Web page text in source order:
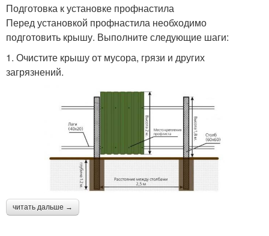
Подготовка к установке профнастила
Перед установкой профнастила необходимо
подготовить крышу. Выполните следующие шаги:
1. Очистите крышу от мусора, грязи и других
загрязнений.
читать дальше →